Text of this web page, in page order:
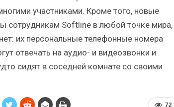
участниками. Кроме того, новые
сотрудникам Softline в любой точке мира,
их персональные телефонные номера
отвечать на аудио- и видеозвонки и
сидят в соседней комнате со своими
72